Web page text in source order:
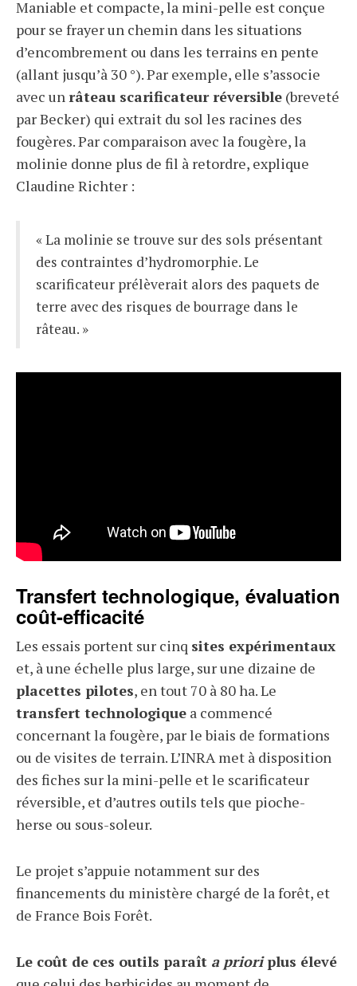
Maniable et compacte, la mini-pelle est conçue
pour se frayer un chemin dans les situations
d’encombrement ou dans les terrains en pente
(allant jusqu’à 30 °). Par exemple, elle s’associe
avec unrâteau scarificateur réversible (breveté
par Becker) qui extrait du sol les racines des
fougères. Par comparaison avec la fougère, la
molinie donne plus de fil à retordre, explique
Claudine Richter :
« La molinie se trouve sur des sols présentant
des contraintes d’hydromorphie. Le
scarificateur prélèverait alors des paquets de
terre avec des risques de bourrage dans le
râteau. »
Transfert technologique, évaluation
coût-efficacité
Les essais portent sur cinq sites expérimentaux
et, à une échelle plus large, sur une dizaine de
placettes pilotes, en tout 70 à 80 ha. Le
transfert technologique a commencé
concernant la fougère, par le biais de formations
ou de visites de terrain. L’INRA met à disposition
des fiches sur la mini-pelle et le scarificateur
réversible, et d’autres outils tels que pioche-
herse ou sous-soleur.
Le projet s’appuie notamment sur des
financements du ministère chargé de la forêt, et
de France Bois Forêt.
Le coût de ces outils paraît a prioriplus élevé